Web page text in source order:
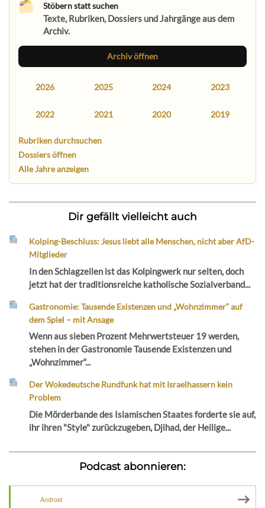
Stöbern statt suchen
Texte, Rubriken, Dossiers und Jahrgänge aus dem
Archiv.
Archiv öffnen
2026 2025 2024 2023
2022 2021 2020 2019
Rubriken durchsuchen
Dossiers öffnen
Alle Jahre anzeigen
Dir gefällt vielleicht auch
Kolping-Beschluss: Jesus liebt alle Menschen, nicht aber AfD-
Mitglieder
In den Schlagzeilen ist das Kolpingwerk nur selten, doch
jetzt hat der traditionsreiche katholische Sozialverband...
Gastronomie: Tausende Existenzen und „Wohnzimmer“ auf
dem Spiel – mit Ansage
Wenn aus sieben Prozent Mehrwertsteuer 19 werden,
stehen in der Gastronomie Tausende Existenzen und
„Wohnzimmer“...
Der Wokedeutsche Rundfunk hat mit Israelhassern kein
Problem
Die Mörderbande des Islamischen Staates forderte sie auf,
ihr ihren "Style" zurückzugeben, Djihad, der Heilige...
Podcast abonnieren:
Android